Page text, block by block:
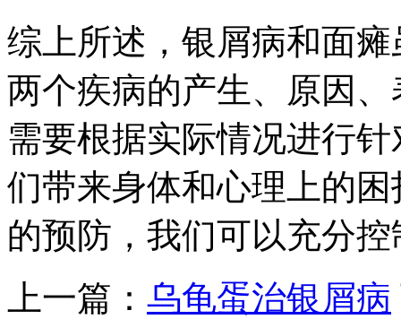
综上所述，银屑病和面
两个疾病的产生、原因
需要根据实际情况进行
们带来身体和心理上的
的预防，我们可以充分
上一篇： 乌龟蛋治银屑病